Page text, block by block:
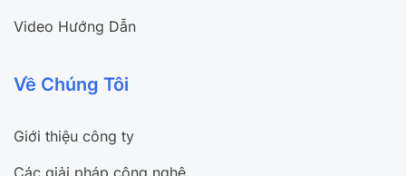
Video Hướng Dẫn
Về Chúng Tôi
Giới thiệu công ty
Các giải pháp công nghệ